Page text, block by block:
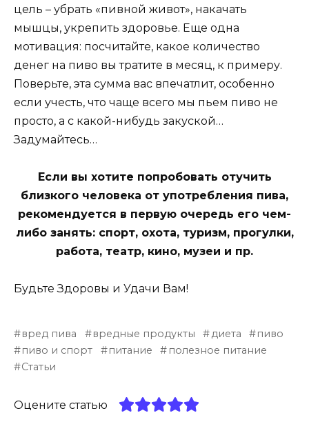
цель – убрать «пивной живот», накачать
мышцы, укрепить здоровье. Еще одна
мотивация: посчитайте, какое количество
денег на пиво вы тратите в месяц, к примеру.
Поверьте, эта сумма вас впечатлит, особенно
если учесть, что чаще всего мы пьем пиво не
просто, а с какой-нибудь закуской…
Задумайтесь…
Если вы хотите попробовать отучить
близкого человека от употребления пива,
рекомендуется в первую очередь его чем-
либо занять: спорт, охота, туризм, прогулки,
работа, театр, кино, музеи и пр.
Будьте Здоровы и Удачи Вам!
вред пива вредные продукты диета
пиво
пиво и спорт
питание
полезное питание
Статьи
Оцените статью